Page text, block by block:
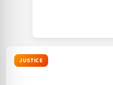
JUSTICE